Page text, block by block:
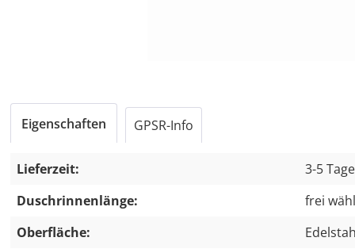
Eigenschaften GPSR-Info
Lieferzeit:
3-5
Duschrinnenlänge:
frei
Oberfläche: